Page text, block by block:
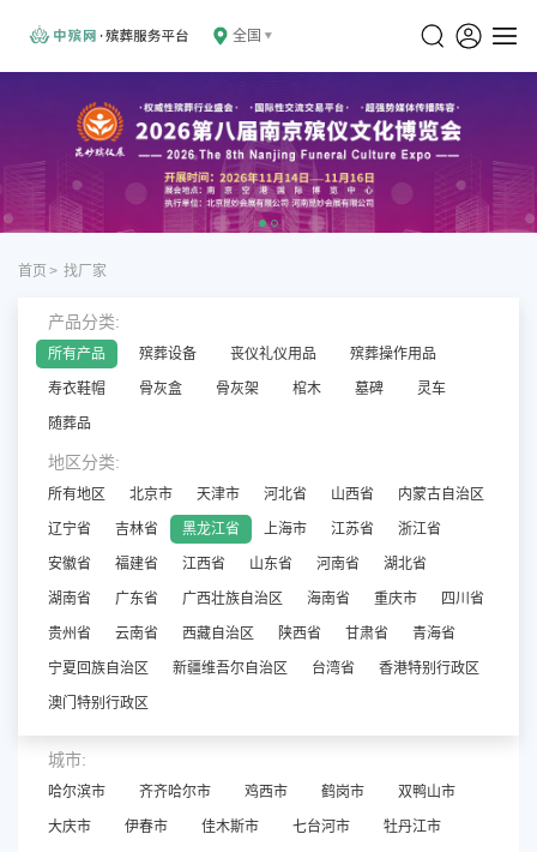
全国
首页 > 找厂家
产品分类:
所有产品 殡葬设备 丧仪礼仪用品 殡葬操作用品
寿衣鞋帽 骨灰盒 骨灰架 棺木 墓碑 灵车
随葬品
地区分类:
所有地区 北京市 天津市 河北省 山西省 内蒙古自治区
辽宁省 吉林省 黑龙江省 上海市 江苏省 浙江省
安徽省 福建省 江西省 山东省 河南省 湖北省
湖南省 广东省 广西壮族自治区 海南省 重庆市 四川省
贵州省 云南省 西藏自治区 陕西省 甘肃省 青海省
宁夏回族自治区 新疆维吾尔自治区 台湾省 香港特别行政区
澳门特别行政区
城市:
哈尔滨市 齐齐哈尔市 鸡西市 鹤岗市 双鸭山市
大庆市 伊春市 佳木斯市 七台河市 牡丹江市